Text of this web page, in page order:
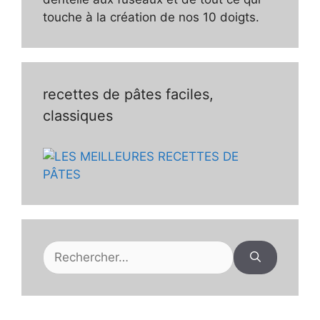
touche à la création de nos 10 doigts.
recettes de pâtes faciles,
classiques
Rechercher :